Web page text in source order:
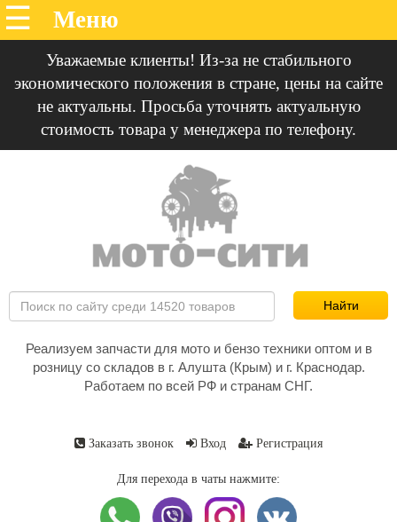
Уважаемые клиенты! Из-за не стабильного
экономического положения в стране, цены на сайте
не актуальны. Просьба уточнять актуальную
стоимость товара у менеджера по телефону.
Реализуем запчасти для мото и бензо техники оптом и в
розницу со складов в г. Алушта (Крым) и г. Краснодар.
Работаем по всей РФ и странам СНГ.
Заказать звонок Вход Регистрация
Для перехода в чаты нажмите: